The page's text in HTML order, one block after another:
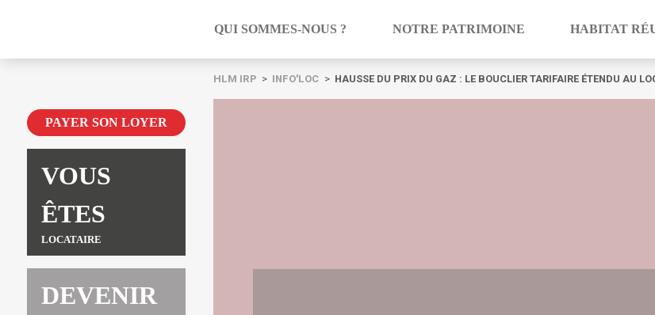
QUI SOMMES-NOUS ? NOTRE PATRIMOINE HABITAT
PAYER SON LOYER
VOUS
ÊTES
LOCATAIRE
DEVENIR
HLM IRP INFO'LOC HAUSSE DU PRIX DU GAZ : LE BOUCLIER TARIFAIRE ÉTENDU AU